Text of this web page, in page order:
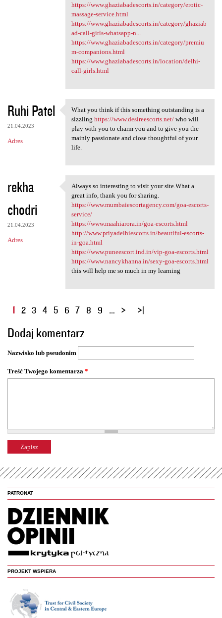
https://www.ghaziabadescorts.in/category/erotic-
massage-service.html
https://www.ghaziabadescorts.in/category/ghaziab
ad-call-girls-whatsapp-n...
https://www.ghaziabadescorts.in/category/premiu
m-companions.html
https://www.ghaziabadescorts.in/location/delhi-
call-girls.html
Ruhi Patel
21.04.2023
Adres
What you think if this
What you think if this something outstanding is a
sizzling https://www.desireescorts.net/who will
play with you to charm you and to give you the
mainly passionate and close thoughtful of your
life.
rekha
chodri
21.04.2023
Adres
Always so interesting to
Always so interesting to visit your site.What a
great info, thank you for sharing.
https://www.mumbaiescortagency.com/goa-escorts-
service/
https://www.maahiarora.in/goa-escorts.html
http://www.priyadelhiescorts.in/beautiful-escorts-
in-goa.html
https://www.puneescort.ind.in/vip-goa-escorts.html
https://www.nancykhanna.in/sexy-goa-escorts.html
this will help me so much in my learning
S
r
o
n
y
1 2 3 4 5 6 7 8 9 …
Dodaj komentarz
Nazwisko lub pseudonim
Treść Twojego komentarza *
PATRONAT
PROJEKT WSPIERA